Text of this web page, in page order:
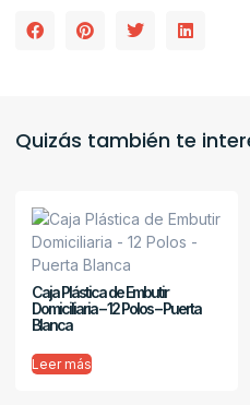
Quizás también te
Caja Plástica de Embutir
Domiciliaria – 12 Polos – Puerta
Blanca
Leer más